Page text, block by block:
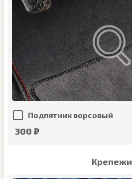
Подпятник ворсовый
300 ₽
Крепежи